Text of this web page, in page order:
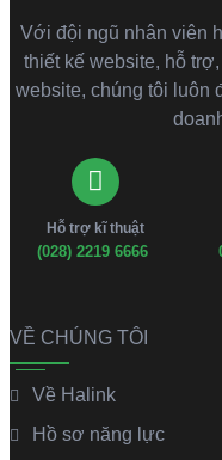
Với đội ngũ nhân viên
thiết kế website, hỗ
website, chúng tôi luôn
Hỗ trợ kĩ thuật
(028) 2219 6666
VỀ CHÚNG TÔI
Về Halink
Hồ sơ năng lực